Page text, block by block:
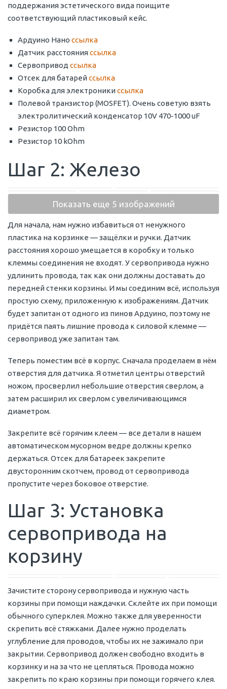
поддержания эстетического вида поищите
соответствующий пластиковый кейс.
Ардуино Нано ссылка
Датчик расстоянияссылка
Сервопривод ссылка
Отсек для батарейссылка
Коробка для электроникиссылка
Полевой транзистор (MOSFET). Очень советую взять
электролитический конденсатор 10V 470-1000 uF
Резистор 100 Ohm
Резистор 10 kOhm
Шаг 2: Железо
Показать еще 5 изображений
Для начала, нам нужно избавиться от ненужного
пластика на корзинке — защёлки и ручки. Датчик
расстояния хорошо умещается в коробку и только
клеммы соединения не входят. У сервопривода нужно
удлинить провода, так как они должны доставать до
передней стенки корзины. И мы соединим всё, используя
простую схему, приложенную к изображениям. Датчик
будет запитан от одного из пинов Ардуино, поэтому не
придётся паять лишние провода к силовой клемме —
сервопривод уже запитан там.
Теперь поместим всё в корпус. Сначала проделаем в нём
отверстия для датчика. Я отметил центры отверстий
ножом, просверлил небольшие отверстия сверлом, а
затем расширил их сверлом с увеличивающимся
диаметром.
Закрепите всё горячим клеем — все детали в нашем
автоматическом мусорном ведре должны крепко
держаться. Отсек для батареек закрепите
двусторонним скотчем, провод от сервопривода
пропустите через боковое отверстие.
Шаг 3: Установка
сервопривода на
корзину
Зачистите сторону сервопривода и нужную часть
корзины при помощи наждачки. Склейте их при помощи
обычного суперклея. Можно также для уверенности
скрепить всё стяжками. Далее нужно проделать
углубление для проводов, чтобы их не зажимало при
закрытии. Сервопривод должен свободно входить в
корзинку и на за что не цепляться. Провода можно
закрепить по краю корзины при помощи горячего клея.